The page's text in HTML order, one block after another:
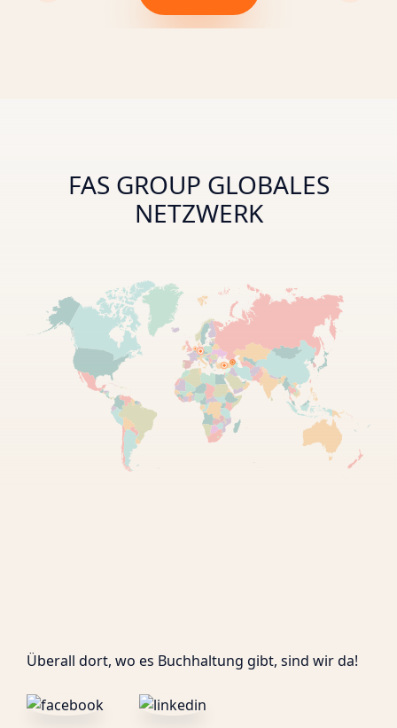
FAS GROUP GLOBALES
NETZWERK
Überall dort, wo es Buchhaltung gibt, sind wir da!